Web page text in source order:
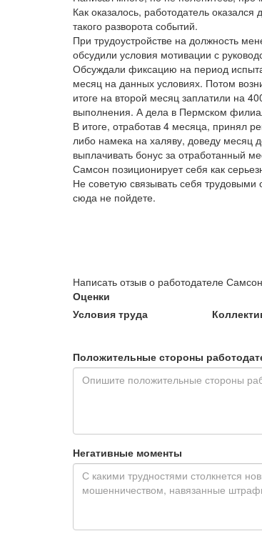
Как оказалось, работодатель
такого разворота событий.
При трудоустройстве на должность
обсудили условия мотивации с
Обсуждали фиксацию на период
месяц на данных условиях. Потом
итоге на второй месяц заплатили на
выполнения. А дела в Пермском
В итоге, отработав 4 месяца, принял
либо намека на халяву, доведу месяц
выплачивать бонус за отработанный
Самсон позиционирует себя как
Не советую связывать себя
сюда не пойдете.
Написать отзыв о работодателе Самсон
Оценки
Условия труда
Положительные стороны
Негативные моменты